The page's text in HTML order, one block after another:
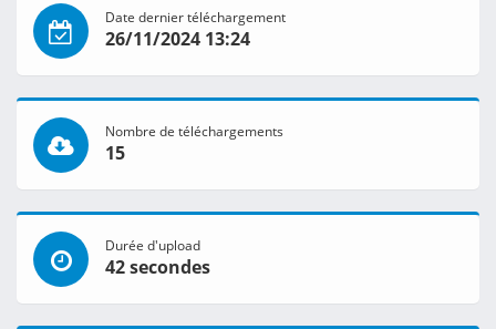
Date dernier téléchargement
26/11/2024 13:24
Nombre de téléchargements
15
Durée d'upload
42 secondes